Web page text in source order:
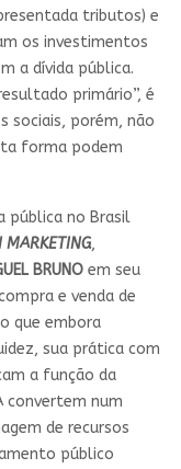
tributos) e
os investimentos
a dívida pública.
primário”, é
sociais, porém, não
forma podem
pública no Brasil
MARKETING,
BRUNOem seu
e venda de
que embora
sua prática com
a função da
convertem num
de recursos
público